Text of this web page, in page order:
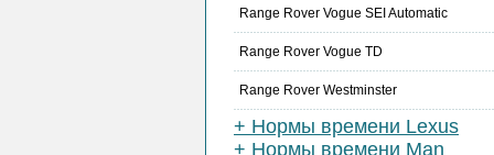
Range Rover Vogue SEI Automatic
Range Rover Vogue TD
Range Rover Westminster
+ Нормы времени Lexus
+ Нормы времени Man